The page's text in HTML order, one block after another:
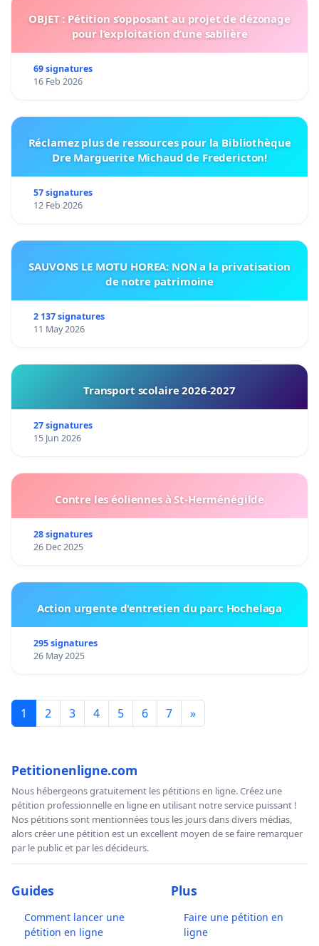
OBJET : Pétition s’opposant au projet de dézonage
pour l’exploitation d’une sablière
69 signatures
16 Feb 2026
Réclamez plus de ressources pour la Bibliothèque
Dre Marguerite Michaud de Fredericton!
57 signatures
12 Feb 2026
SAUVONS LE MOTU HOREA: NON a la privatisation
de notre patrimoine
2 137 signatures
11 May 2026
Transport scolaire 2026-2027
27 signatures
15 Jun 2026
Contre les éoliennes à St-Herménégilde
28 signatures
26 Dec 2025
Action urgente d'entretien du parc Hochelaga
295 signatures
26 May 2025
1 2 3 4 5 6 7 »
Petitionenligne.com
Nous hébergeons gratuitement les pétitions en ligne. Créez une
pétition professionnelle en ligne en utilisant notre service puissant !
Nos pétitions sont mentionnées tous les jours dans divers médias,
alors créer une pétition est un excellent moyen de se faire remarquer
par le public et par les décideurs.
Guides
Comment lancer une
pétition en ligne
Plus
Faire une pétition en
ligne